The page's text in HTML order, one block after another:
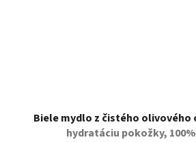
Biele mydlo z čistého olivového
hydratáciu pokožky,